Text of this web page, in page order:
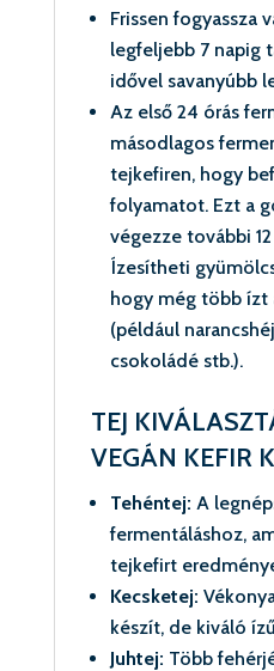
Frissen fogyassza
legfeljebb 7 napig
idővel savanyúbb
Az első 24 órás
másodlagos
tejkefiren, hogy
folyamatot. Ezt a
végezze további
Ízesítheti
hogy még több ízt
(például
csokoládé stb.).
TEJ
VEGÁN KEFIR
Tehéntej: A
fermentáláshoz,
tejkefirt
Kecsketej:
készít, de kiváló
Juhtej: Több